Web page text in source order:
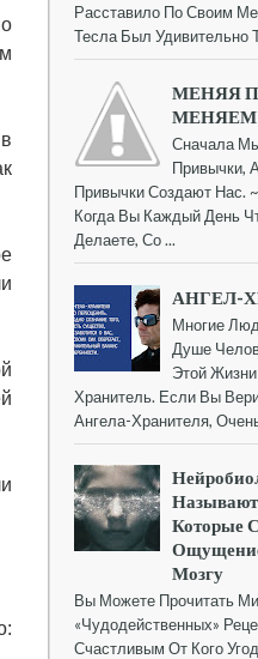
Расставило По Своим
Тесла Был Удивительно
МЕНЯЯ
Сначала
Привычки,
Привычки Создают Нас.
Когда Вы Каждый День
Делаете, Со ...
АНГЕЛ-
Многие
Душе
Этой
Хранитель. Если Вы
Ангела-Хранителя,
Которые
Мозгу
Вы Можете Прочитать
«чудодейственных»
Счастливым От Кого